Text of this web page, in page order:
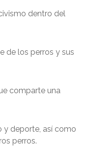
dentro del
los perros y sus
comparte una
deporte, así como
perros.